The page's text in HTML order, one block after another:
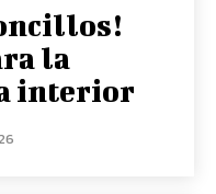
la
interior